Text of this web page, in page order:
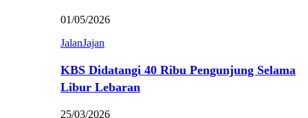
01/05/2026
JalanJajan
KBS Didatangi 40 Ribu Pengunjung Selama
Libur Lebaran
25/03/2026